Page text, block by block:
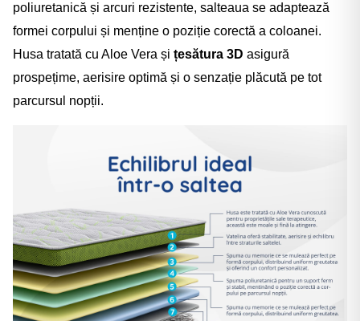
poliuretanică și arcuri rezistente, salteaua se adaptează
formei corpului și menține o poziție corectă a coloanei.
Husa tratată cu Aloe Vera și țesătura 3D asigură
prospețime, aerisire optimă și o senzație plăcută pe tot
parcursul nopții.